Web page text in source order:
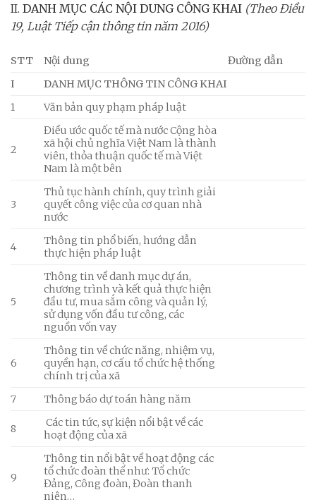
II. DANH MỤC CÁC NỘI DUNG CÔNG KHAI (Theo Điều
19, Luật Tiếp cận thông tin năm 2016)
STT Nội dung
Đường dẫn
I
DANH MỤC THÔNG TIN CÔNG KHAI
1
Văn bản quy phạm pháp luật
2
Điều ước quốc tế mà nước Cộng hòa
xã hội chủ nghĩa Việt Nam là thành
viên, thỏa thuận quốc tế mà Việt
Nam là một bên
3
Thủ tục hành chính, quy trình giải
quyết công việc của cơ quan nhà
nước
4
Thông tin phổ biến, hướng dẫn
thực hiện pháp luật
5
Thông tin về danh mục dự án,
chương trình và kết quả thực hiện
đầu tư, mua sắm công và quản lý,
sử dụng vốn đầu tư công, các
nguồn vốn vay
6
Thông tin về chức năng, nhiệm vụ,
quyền hạn, cơ cấu tổ chức hệ thống
chính trị của xã
7
Thông báo dự toán hàng năm
8
Các tin tức, sự kiện nổi bật về các
hoạt động của xã
9
Thông tin nổi bật về hoạt động các
tổ chức đoàn thể như: Tổ chức
Đảng, Công đoàn, Đoàn thanh
niên…